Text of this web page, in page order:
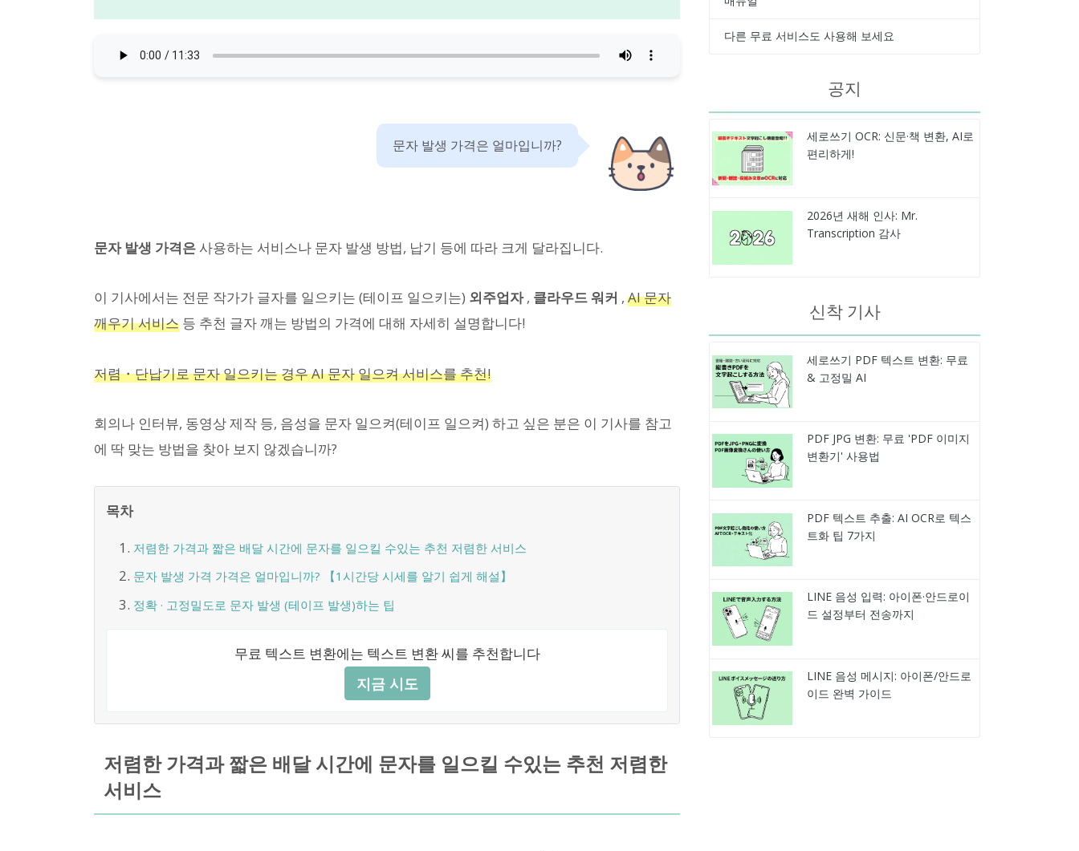
문자 발생 가격은 얼마입니까?
문자 발생 가격은 사용하는 서비스나 문자 발생 방법, 납기 등에 따라 크게 달라집니다.
이 기사에서는 전문 작가가 글자를 일으키는 (테이프 일으키는) 외주업자, 클라우드 워커 , AI 문자
깨우기 서비스 등 추천 글자 깨는 방법의 가격에 대해 자세히 설명합니다!
저렴・단납기로 문자 일으키는 경우 AI 문자 일으켜 서비스를 추천!
회의나 인터뷰, 동영상 제작 등, 음성을 문자 일으켜(테이프 일으켜) 하고 싶은 분은 이 기사를 참고
에 딱 맞는 방법을 찾아 보지 않겠습니까?
목차
저렴한 가격과 짧은 배달 시간에 문자를 일으킬 수있는 추천 저렴한 서비스
문자 발생 가격 가격은 얼마입니까? 【1시간당 시세를 알기 쉽게 해설】
정확 · 고정밀도로 문자 발생 (테이프 발생)하는 팁
무료 텍스트 변환에는 텍스트 변환 씨를 추천합니다
지금 시도
저렴한 가격과 짧은 배달 시간에 문자를 일으킬 수있는 추천 저렴한
서비스
다른 무료 서비스도 사용해 보세요
공지
세로쓰기 OCR: 신문·책 변환, AI로
편리하게!
2026년 새해 인사: Mr.
Transcription 감사
신착 기사
세로쓰기 PDF 텍스트 변환: 무료
& 고정밀 AI
PDF JPG 변환: 무료 'PDF 이미지
변환기' 사용법
PDF 텍스트 추출: AI OCR로 텍스
트화 팁 7가지
LINE 음성 입력: 아이폰·안드로이
드 설정부터 전송까지
LINE 음성 메시지: 아이폰/안드로
이드 완벽 가이드